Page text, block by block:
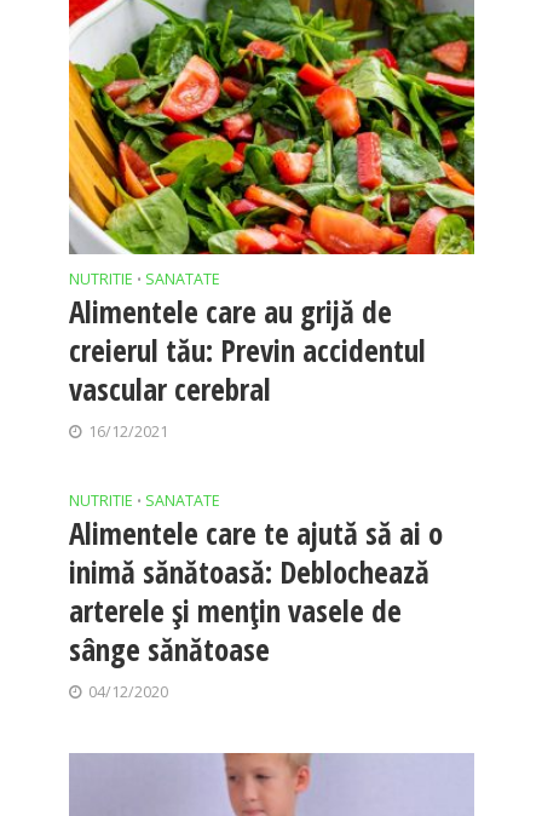
NUTRITIE • SANATATE
Alimentele care au grijă de
creierul tău: Previn accidentul
vascular cerebral
16/12/2021
NUTRITIE • SANATATE
Alimentele care te ajută să ai o
inimă sănătoasă: Deblochează
arterele și mențin vasele de
sânge sănătoase
04/12/2020